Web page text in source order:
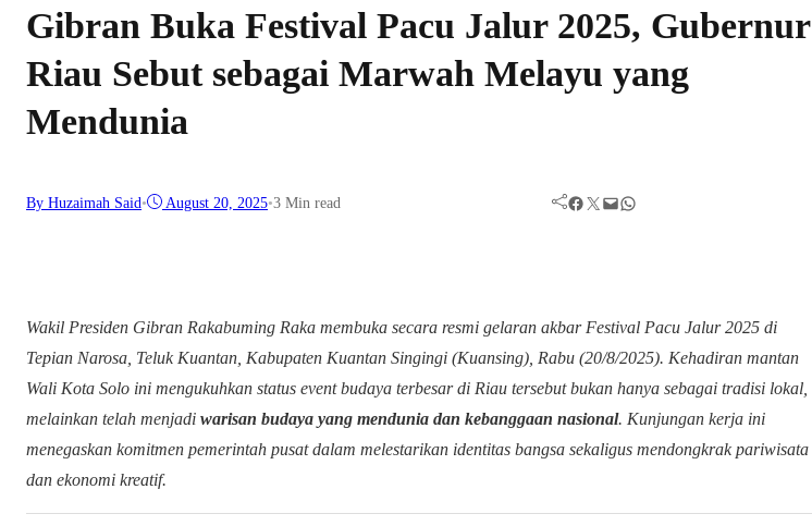
Gibran Buka Festival Pacu Jalur 2025, Gubernur
Riau Sebut sebagai Marwah Melayu yang
Mendunia
By Huzaimah Said• August 20, 2025•3 Min read Facebook Twitter Mail WhatsApp
Wakil Presiden Gibran Rakabuming Raka membuka secara resmi gelaran akbar Festival Pacu Jalur 2025 di
Tepian Narosa, Teluk Kuantan, Kabupaten Kuantan Singingi (Kuansing), Rabu (20/8/2025). Kehadiran mantan
Wali Kota Solo ini mengukuhkan status event budaya terbesar di Riau tersebut bukan hanya sebagai tradisi lokal,
melainkan telah menjadi warisan budaya yang mendunia dan kebanggaan nasional. Kunjungan kerja ini
menegaskan komitmen pemerintah pusat dalam melestarikan identitas bangsa sekaligus mendongkrak pariwisata
dan ekonomi kreatif.